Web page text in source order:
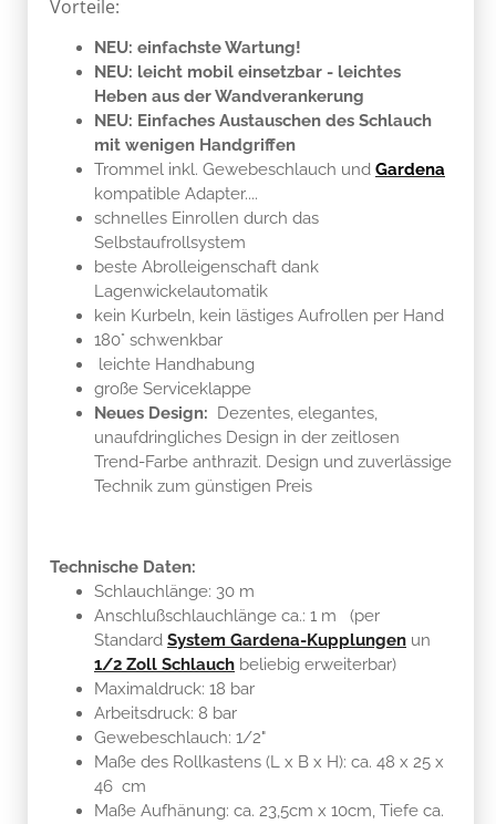
Vorteile:
NEU: einfachste Wartung!
NEU: leicht mobil einsetzbar - leichtes
Heben aus der Wandverankerung
NEU: Einfaches Austauschen des Schlauch
mit wenigen Handgriffen
Trommel inkl. Gewebeschlauch und Gardena
kompatible Adapter....
schnelles Einrollen durch das
Selbstaufrollsystem
beste Abrolleigenschaft dank
Lagenwickelautomatik
kein Kurbeln, kein lästiges Aufrollen per Hand
180° schwenkbar
leichte Handhabung
große Serviceklappe
Neues Design: Dezentes, elegantes,
unaufdringliches Design in der zeitlosen
Trend-Farbe anthrazit. Design und zuverlässige
Technik zum günstigen Preis
Technische Daten:
Schlauchlänge: 30 m
Anschlußschlauchlänge ca.: 1 m (per
Standard System Gardena-Kupplungen un
1/2 Zoll Schlauch beliebig erweiterbar)
Maximaldruck: 18 bar
Arbeitsdruck: 8 bar
Gewebeschlauch: 1/2"
Maße des Rollkastens (L x B x H): ca. 48 x 25 x
46 cm
Maße Aufhänung: ca. 23,5cm x 10cm, Tiefe ca.